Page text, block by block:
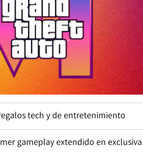
tech y de entretenimiento
gameplay extendido en exclusiva